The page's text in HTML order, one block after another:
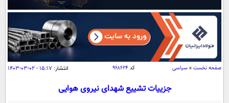
اوقات شرعی
سواد زندگی
اقتصاد
اقتصادی
جامعه
صفحه نخست » سیاسی کد۹۶۸۶۲۴ انتشار: ۱۵:۱۷ - ۰۲-۰۳-۱۴۰۳
جزییات تشییع شهدای نیروی هوایی